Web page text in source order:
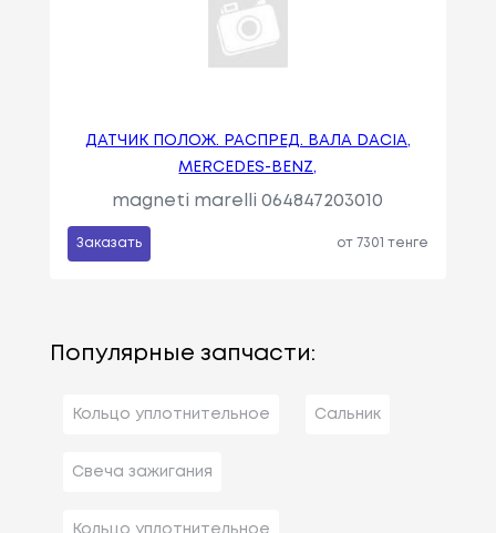
ДАТЧИК ПОЛОЖ. РАСПРЕД. ВАЛА DACIA,
MERCEDES-BENZ,
magneti marelli 064847203010
Заказать от 7301 тенге
Популярные запчасти:
Кольцо уплотнительное Сальник
Свеча зажигания
Кольцо уплотнительное